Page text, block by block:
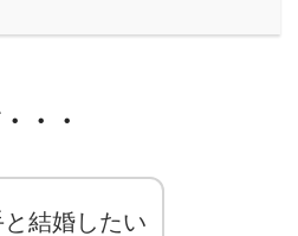
・・
結婚したい